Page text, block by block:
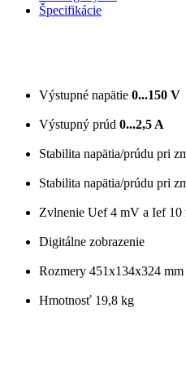
Špecifikácie
Výstupné napätie 0...150 V
Výstupný prúd 0...2,5 A
Stabilita napätia/prúdu pri
Stabilita napätia/prúdu pri
Zvlnenie Uef 4 mV a Ief 10
Digitálne zobrazenie
Rozmery 451x134x324 mm
Hmotnosť 19,8 kg